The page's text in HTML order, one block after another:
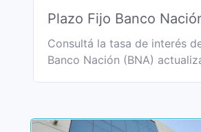
Plazo Fijo Banco
Consultá la tasa de interés
Banco Nación (BNA)